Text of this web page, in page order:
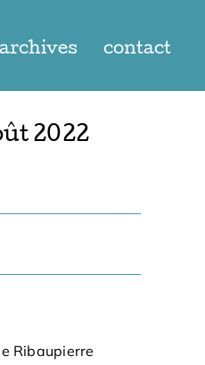
archives contact
2022
Ribaupierre